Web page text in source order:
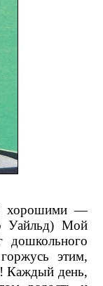
хорошими —
Уайльд) Мой
этим,
Каждый день,